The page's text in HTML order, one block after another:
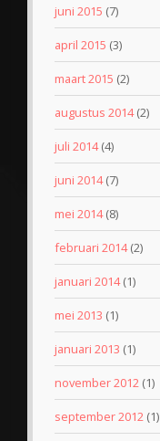
juni 2015 (7)
april 2015 (3)
maart 2015 (2)
augustus 2014(2)
juli 2014(4)
juni 2014(7)
mei 2014(8)
februari 2014(2)
januari 2014(1)
mei 2013 (1)
januari 2013 (1)
november 2012 (1)
september 2012 (1)